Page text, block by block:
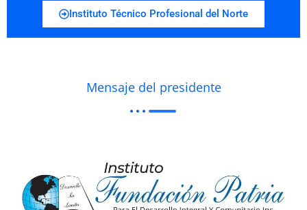
Instituto Técnico Profesional del Norte
Mensaje del presidente